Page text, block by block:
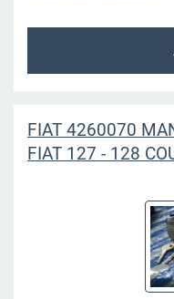
FIAT 4260070
FIAT 127 - 128